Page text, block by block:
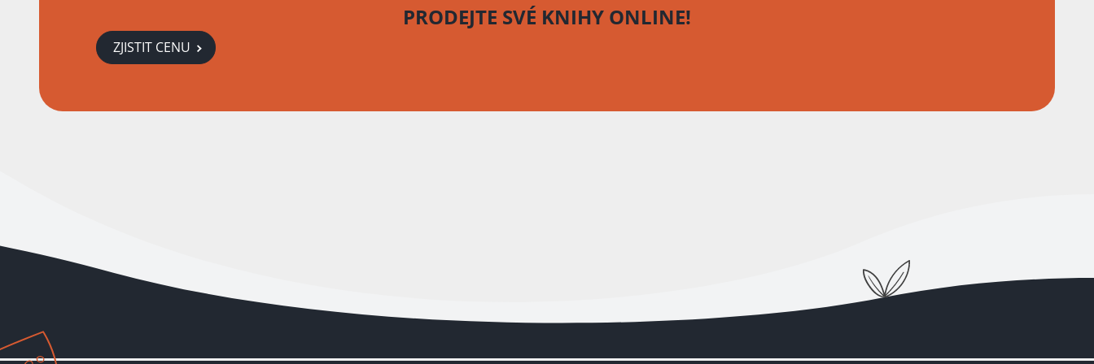
PRODEJTE SVÉ KNIHY ONLINE!
ZJISTIT CENU